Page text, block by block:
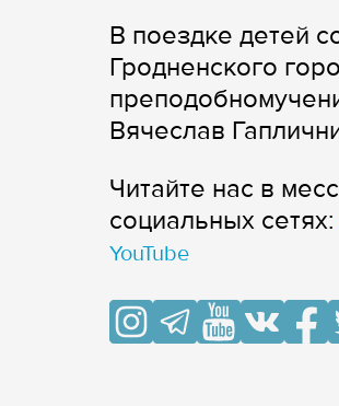
В поездке детей
Гродненского
Вячеслав
Читайте нас в
cоциальных сетях:
YouTube